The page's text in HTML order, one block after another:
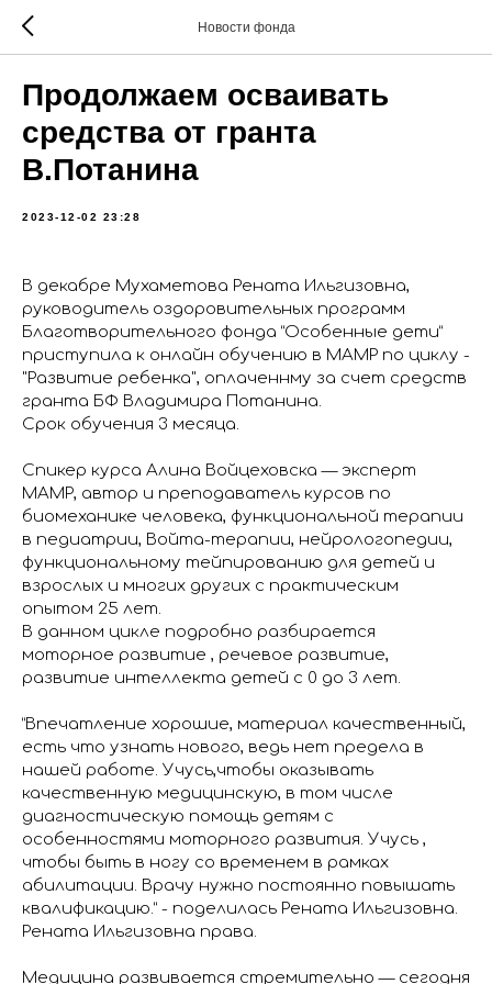
Новости фонда
Продолжаем осваивать
средства от гранта
В.Потанина
2023-12-02 23:28
В декабре Мухаметова Рената Ильгизовна,
руководитель оздоровительных программ
Благотворительного фонда “Особенные дети”
приступила к онлайн обучению в МАМР по циклу -
"Развитие ребенка", оплаченнму за счет средств
гранта БФ Владимира Потанина.
Срок обучения 3 месяца.
Спикер курса Алина Войцеховска — эксперт
МАМР, автор и преподаватель курсов по
биомеханике человека, функциональной терапии
в педиатрии, Войта-терапии, нейрологопедии,
функциональному тейпированию для детей и
взрослых и многих других с практическим
опытом 25 лет.
В данном цикле подробно разбирается
моторное развитие , речевое развитие,
развитие интеллекта детей с 0 до 3 лет.
“Впечатление хорошие, материал качественный,
есть что узнать нового, ведь нет предела в
нашей работе. Учусь,чтобы оказывать
качественную медицинскую, в том числе
диагностическую помощь детям с
особенностями моторного развития. Учусь ,
чтобы быть в ногу со временем в рамках
абилитации. Врачу нужно постоянно повышать
квалификацию.” - поделилась Рената Ильгизовна.
Рената Ильгизовна права.
Медицина развивается стремительно — сегодня